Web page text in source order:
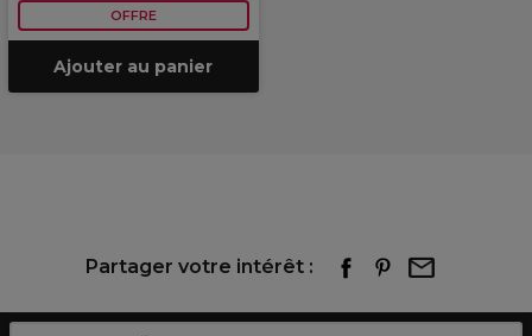
OFFRE
Ajouter au panier
Partager votre intérêt :